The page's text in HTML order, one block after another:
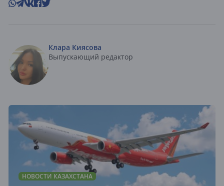
Клара Киясова
Выпускающий редактор
НОВОСТИ КАЗАХСТАНА